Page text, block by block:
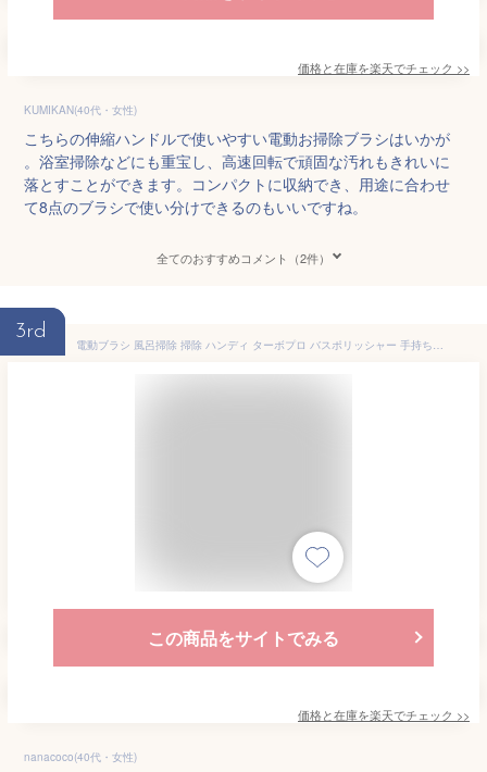
価格と在庫を楽天でチェック >>
KUMIKAN(40代・女性)
こちらの伸縮ハンドルで使いやすい電動お掃除ブラシはいかが
。浴室掃除などにも重宝し、高速回転で頑固な汚れもきれいに
落とすことができます。コンパクトに収納でき、用途に合わせ
て8点のブラシで使い分けできるのもいいですね。
全てのおすすめコメント（2件）
3rd
電動ブラシ 風呂掃除 掃除 ハンディ ターボプロ バスポリッシャー 手持ち式 七種類の多機能 ブラシ付 LEDバッテリーレベル表示 操作便利 ハンドル伸縮可能 防水 軽量 コードレス 掃除時間短縮 手持ち式 台所 床 窓 玄関 浴室など適用
この商品をサイトでみる
価格と在庫を楽天でチェック >>
nanacoco(40代・女性)